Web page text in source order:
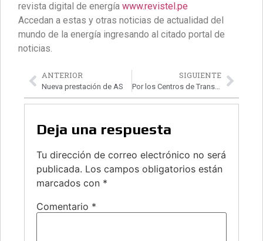
revista digital de energía www.revistel.pe
Accedan a estas y otras noticias de actualidad del
mundo de la energía ingresando al citado portal de
noticias.
ANTERIOR
Nueva prestación de AS
SIGUIENTE
Por los Centros de Transformación Digital
Deja una respuesta
Tu dirección de correo electrónico no será
publicada. Los campos obligatorios están
marcados con *
Comentario *